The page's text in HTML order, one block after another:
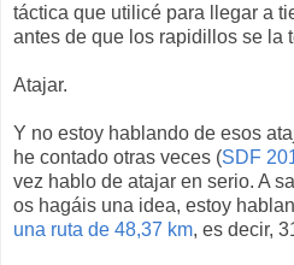
táctica que utilicé para llegar a
antes de que los rapidillos se la
Atajar.
Y no estoy hablando de esos
he contado otras veces (SDF
vez hablo de atajar en serio. A
os hagáis una idea, estoy
una ruta de 48,37 km, es decir,